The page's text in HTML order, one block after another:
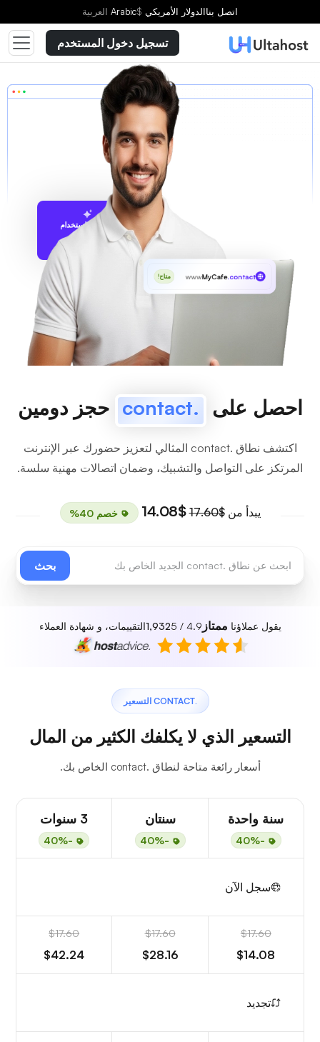
اتصل بناالدولار الأمريكي $
Arabic العربية
تسجيل دخول المستخدم
الاقتراح باستخدام
wwwMyCafe.contact متاح!
احصل على .contact حجز دومين
اكتشف نطاق .contact المثالي لتعزيز حضورك عبر الإنترنت
المرتكز على التواصل والتشبيك، وضمان اتصالات مهنية سلسة.
يبدأ من$17.60
$14.08 خصم 40%
بحث
يقول عملاؤنا ممتاز 4.9 / 5
1,932التقييمات، و شهادة العملاء
.CONTACT التسعير
التسعير الذي لا يكلفك الكثير من المال
أسعار رائعة متاحة لنطاق .contact الخاص بك.
سنة واحدة
-40%
سنتان
-40%
3 سنوات
-40%
سجل الآن
$17.60
$14.08
$17.60
$28.16
$17.60
$42.24
تجديد